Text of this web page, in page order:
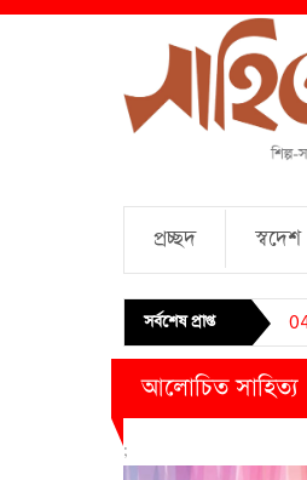
প্রচ্ছদ স্বদেশ
সর্বশেষ প্রাপ্ত
আলোচিত সাহিত্য
;